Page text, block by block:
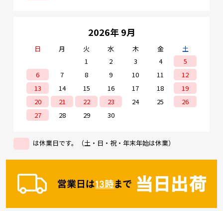
2026年 9月
日 月 火 水 木 金
土
1
2 3 4
5
6
7 8 9 10 11
12
13
14 15 16 17 18
19
20
21 22 23 24 25
26
27
28 29 30
は休業日です。（土・日・祝・年末年始は休業）